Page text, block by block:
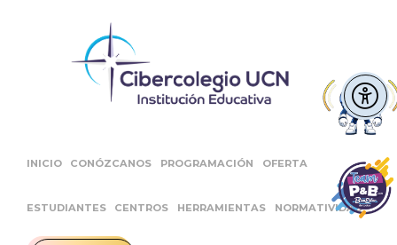
INICIO CONÓZCANOS PROGRAMACIÓN OFERTA
ESTUDIANTES CENTROS HERRAMIENTAS NORMATIVIDAD